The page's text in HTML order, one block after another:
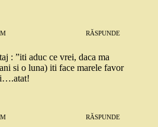
RĂSPUNDE
: ”iti aduc ce vrei, daca ma
si o luna) iti face marele favor
RĂSPUNDE